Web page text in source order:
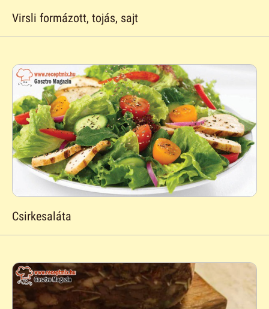
Virsli formázott, tojás, sajt
Csirkesaláta